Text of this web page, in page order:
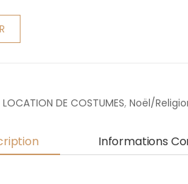
LOCATION DE COSTUMES, Noël/
Informations